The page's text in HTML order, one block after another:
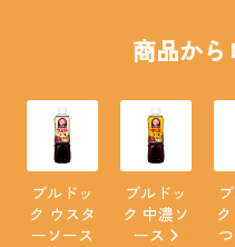
商品から
ブルドッ
ク ウスタ
ーソース
ブルドッ
ク 中濃ソ
ース